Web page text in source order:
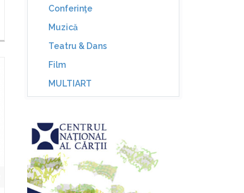
Conferinţe
Muzică
Teatru & Dans
Film
MULTIART